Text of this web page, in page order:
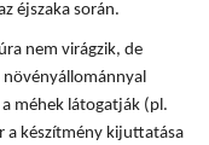
éjszaka során.
nem virágzik, de
méhek látogatják (pl.
a készítmény kijuttatása